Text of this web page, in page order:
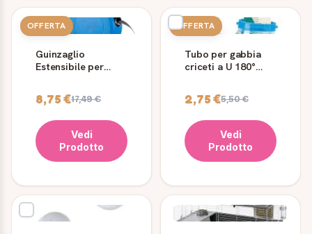
OFFERTA
Guinzaglio
Estensibile per
Flippy One Tape
8,75 €17,49 €
Vedi
Prodotto
OFFERTA
Tubo per gabbia
criceti a U 180°
2,75 €5,50 €
Vedi
Prodotto